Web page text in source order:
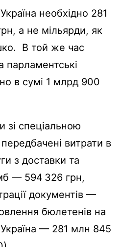
необхідно 281
а не мільярди, як
В той же час
парламентські
в сумі 1 млрд 900
зі спеціальною
витрати в
з доставки та
— 594 326 грн,
документів —
бюлетенів на
Україна — 281 млн 845